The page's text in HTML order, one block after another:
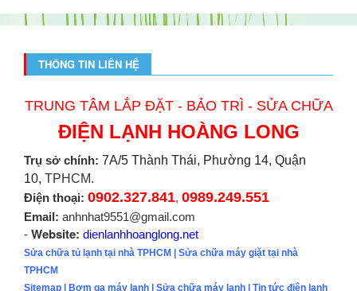
THÔNG TIN LIÊN HỆ
TRUNG TÂM LẮP ĐẶT - BẢO TRÌ - SỬA CHỮA
ĐIỆN LẠNH HOÀNG LONG
Trụ sở chính: 7A/5 Thành Thái, Phường 14, Quận
10, TPHCM.
Điện thoại: 0902.327.841, 0989.249.551
Email: anhnhat9551@gmail.com
- Website: dienlanhhoanglong.net
Sửa chữa tủ lạnh tại nhà TPHCM
Sửa chữa máy giặt tại nhà
TPHCM
Sitemap
Bơm ga máy lạnh Sửa chữa máy lạnh Tin tức điện lạnh